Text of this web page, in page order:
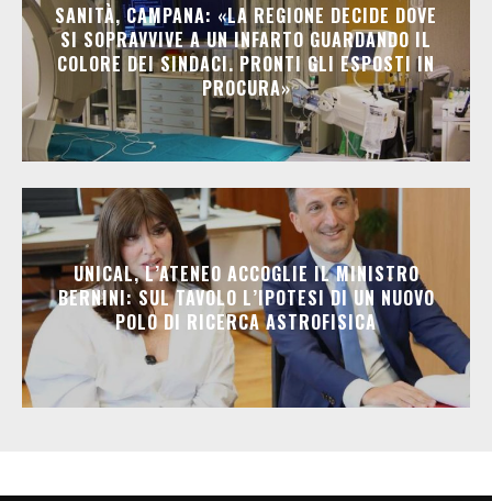
SANITÀ, CAMPANA: «LA REGIONE DECIDE DOVE
SI SOPRAVVIVE A UN INFARTO GUARDANDO IL
COLORE DEI SINDACI. PRONTI GLI ESPOSTI IN
PROCURA»
UNICAL, L’ATENEO ACCOGLIE IL MINISTRO
BERNINI: SUL TAVOLO L’IPOTESI DI UN NUOVO
POLO DI RICERCA ASTROFISICA